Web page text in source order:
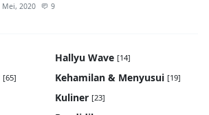
Mei, 2020 9
Hallyu Wave [14]
[65] Kehamilan & Menyusui [19]
Kuliner [23]